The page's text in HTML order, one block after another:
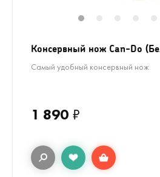
Консервный нож Can-Do
Самый удобный консервный нож
1 890 ₽